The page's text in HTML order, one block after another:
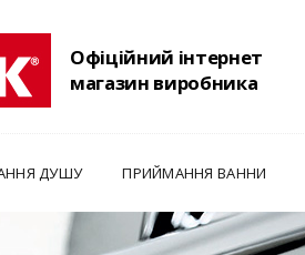
Офіційний інтернет
магазин виробника
ДУШУ ПРИЙМАННЯ ВАННИ